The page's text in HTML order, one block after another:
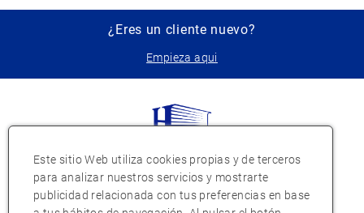
Este sitio Web utiliza cookies propias y de terceros
para analizar nuestros servicios y mostrarte
publicidad relacionada con tus preferencias en base
¿Eres un cliente nuevo?
Empieza aqui